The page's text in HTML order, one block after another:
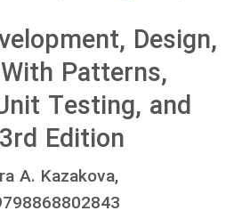
Design,
Patterns,
Testing, and
Edition
A. Kazakova,